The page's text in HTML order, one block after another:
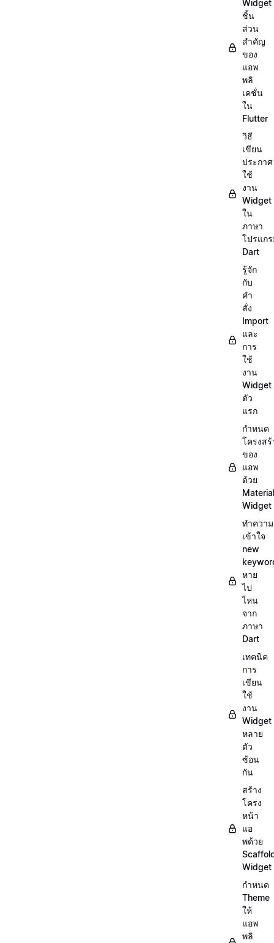
Widget
ชิ้น
ส่วน
สำคัญ
ของ
แอพ
พลิ
เคชั่น
ใน
Flutter
วิธี
เขียน
ประกาศ
ใช้
งาน
Widget
ใน
ภาษา
โปรแก
Dart
รู้จัก
กับ
คำ
สั่ง
Import
และ
การ
ใช้
งาน
Widget
ตัว
แรก
กำหนด
โครงสร้
ของ
แอพ
ด้วย
Widget
ทำความ
เข้าใจ
new
หาย
ไป
ไหน
จาก
ภาษา
Dart
เทคนิค
การ
เขียน
ใช้
งาน
Widget
หลาย
ตัว
ซ้อน
กัน
สร้าง
โครง
หน้า
แอ
พด้วย
Widget
กำหนด
Theme
ให้
แอพ
พลิ